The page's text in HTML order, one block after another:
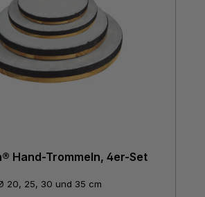
Hand-Trommeln, 4er-Set
20, 25, 30 und 35 cm